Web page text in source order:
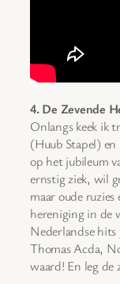
4. De Zevende
Onlangs keek ik
(Huub Stapel)
op het jubileum
ernstig ziek, wil
maar oude
hereniging in de
Nederlandse
Thomas Acda,
waard! En leg de